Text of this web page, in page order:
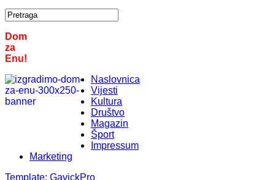
Dom
za
Enu!
Naslovnica
Vijesti
Kultura
Društvo
Magazin
Šport
Impressum
Marketing
Template: GavickPro